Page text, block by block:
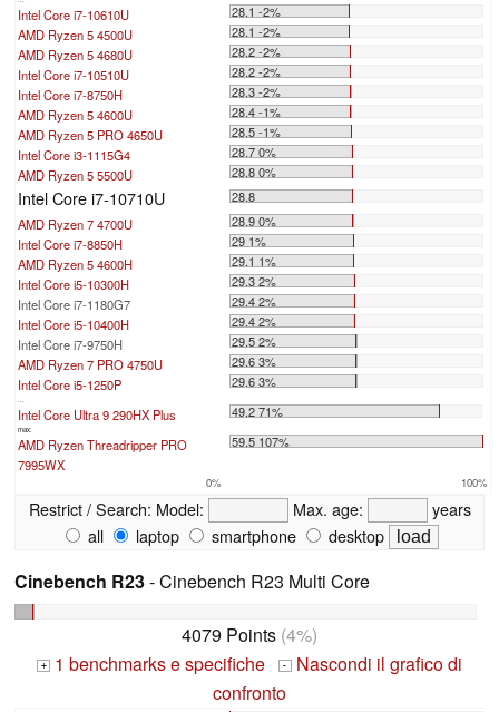
Intel Core i7-10610U
28.1 -2%
AMD Ryzen 5 4500U
28.1 -2%
AMD Ryzen 5 4680U
28.2 -2%
Intel Core i7-10510U
28.2 -2%
Intel Core i7-8750H
28.3 -2%
AMD Ryzen 5 4600U
28.4 -1%
AMD Ryzen 5 PRO 4650U
28.5 -1%
Intel Core i3-1115G4
28.7 0%
AMD Ryzen 5 5500U
28.8 0%
Intel Core i7-10710U
28.8
AMD Ryzen 7 4700U
28.9 0%
Intel Core i7-8850H
29 1%
AMD Ryzen 5 4600H
29.1 1%
Intel Core i5-10300H
29.3 2%
Intel Core i7-1180G7
29.4 2%
Intel Core i5-10400H
29.4 2%
Intel Core i7-9750H
29.5 2%
AMD Ryzen 7 PRO 4750U
29.6 3%
Intel Core i5-1250P
29.6 3%
Intel Core Ultra 9 290HX Plus 49.2 71%
max:
AMD Ryzen Threadripper PRO
7995WX
59.5 107%
0% 100%
Restrict / Search: Model: Max. age:
years
all
laptop smartphone desktop
Cinebench R23- Cinebench R23 Multi Core
4079 Points (4%)
+ 1 benchmarks e specifiche - Nascondi il grafico di
confronto